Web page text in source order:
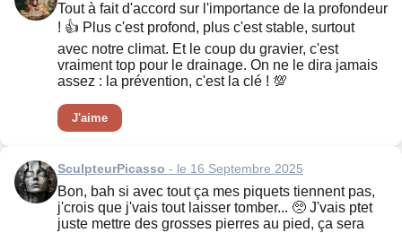
Tout à fait d'accord sur l'importance de la profondeur
! 👍 Plus c'est profond, plus c'est stable, surtout
avec notre climat. Et le coup du gravier, c'est
vraiment top pour le drainage. On ne le dira jamais
assez : la prévention, c'est la clé ! 💯
J'aime
SculpteurPicasso - le 16 Septembre 2025
Bon, bah si avec tout ça mes piquets tiennent pas,
j'crois que j'vais tout laisser tomber... 🥺 J'vais ptet
juste mettre des grosses pierres au pied, ça sera